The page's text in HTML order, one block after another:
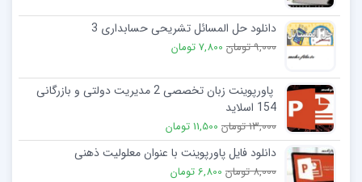
دانلود حل المسائل تشریحی حسابداری 3
9,000 تومان 7,800 تومان
پاورپوینت زبان تخصصی 2 مدیریت دولتی و بازرگانی
154 اسلاید
13,000 تومان 11,500 تومان
دانلود فایل پاورپوینت با عنوان معلولیت ذهنی
8,000 تومان 6,800 تومان